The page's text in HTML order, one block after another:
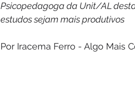
Psicopedagoga da Unit/AL
estudos sejam mais produtivos
Por Iracema Ferro - Algo Mais